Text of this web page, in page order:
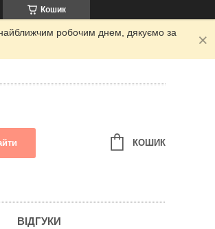
Кошик
робочим днем, дякуємо за
КОШИК
ВІДГУКИ